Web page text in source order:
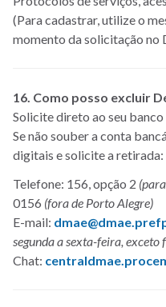
(Para cadastrar, utilize o
momento da solicitação no
16. Como posso excluir
Solicite direto ao seu
Se não souber a conta
digitais e solicite a retirada:
Telefone: 156, opção 2
0156 (fora de Porto Alegre)
E-mail:
segunda a sexta-feira,
Chat: